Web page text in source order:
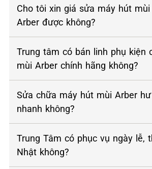
Cho tôi xin giá sửa máy hút
Arber được không?
Trung tâm có bán linh phụ kiện
mùi Arber chính hãng không?
Sửa chữa máy hút mùi Arber
nhanh không?
Trung Tâm có phục vụ ngày lễ,
Nhật không?